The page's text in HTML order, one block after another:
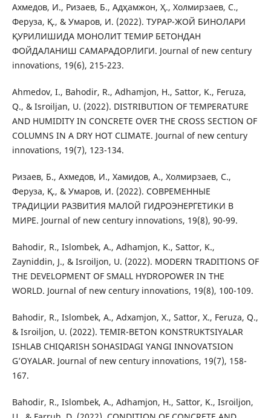
Ахмедов, И., Ризаев, Б., Адҳамжон, Ҳ., Холмирзаев, С.,
Феруза, Қ., & Умаров, И. (2022). ТУРАР-ЖОЙ БИНОЛАРИ
ҚУРИЛИШИДА МОНОЛИТ ТЕМИР БЕТОНДАН
ФОЙДАЛАНИШ САМАРАДОРЛИГИ. Journal of new century
innovations, 19(6), 215-223.
Ahmedov, I., Bahodir, R., Adhamjon, H., Sattor, K., Feruza,
Q., & Isroiljan, U. (2022). DISTRIBUTION OF TEMPERATURE
AND HUMIDITY IN CONCRETE OVER THE CROSS SECTION OF
COLUMNS IN A DRY HOT CLIMATE. Journal of new century
innovations, 19(7), 123-134.
Ризаев, Б., Ахмедов, И., Хамидов, А., Холмирзаев, С.,
Феруза, Қ., & Умаров, И. (2022). СОВРЕМЕННЫЕ
ТРАДИЦИИ РАЗВИТИЯ МАЛОЙ ГИДРОЭНЕРГЕТИКИ В
МИРЕ. Journal of new century innovations, 19(8), 90-99.
Bahodir, R., Islombek, A., Adhamjon, K., Sattor, K.,
Zayniddin, J., & Isroiljon, U. (2022). MODERN TRADITIONS OF
THE DEVELOPMENT OF SMALL HYDROPOWER IN THE
WORLD. Journal of new century innovations, 19(8), 100-109.
Bahodir, R., Islombek, A., Adxamjon, X., Sattor, X., Feruza, Q.,
& Isroiljon, U. (2022). TEMIR-BETON KONSTRUKTSIYALAR
ISHLAB CHIQARISH SOHASIDAGI YANGI INNOVATSION
G’OYALAR. Journal of new century innovations, 19(7), 158-
167.
Bahodir, R., Islombek, A., Adhamjon, H., Sattor, K., Isroiljon,